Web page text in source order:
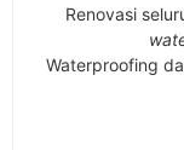
Renovasi
Waterproofing